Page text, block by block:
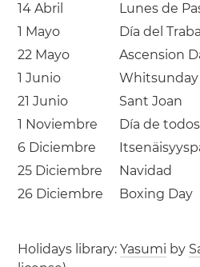
14 Abril
Lunes de
1 Mayo
Día del
22 Mayo
Ascension
1 Junio
Whitsunday
21 Junio
Sant Joan
1 Noviembre
Día de
6 Diciembre
25 Diciembre
Navidad
26 Diciembre
Boxing Day
Holidays library:Yasumi by